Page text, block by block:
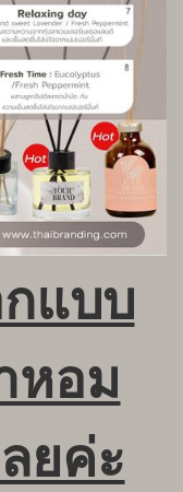
แบบ
หอม
ยค่ะ